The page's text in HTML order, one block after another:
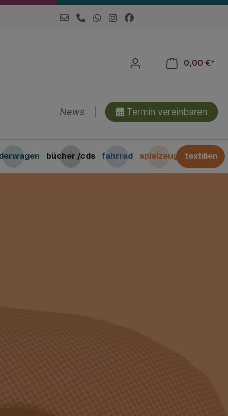
0,00 €*
News Termin vereinbaren
bücher /cds fahrrad spielzeug textilien